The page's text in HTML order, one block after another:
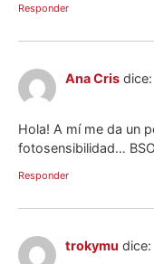
Responder
Ana Cris dice:
Hola! A mí me da un
fotosensibilidad…
Responder
trokymu dice: